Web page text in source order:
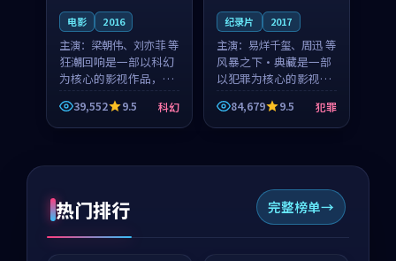
电影 2016
主演： 梁朝伟、刘亦菲 等
狂潮回响是一部以科幻
为核心的影视作品，围
绕危机、反转与人物成
长展开，整体节奏紧
凑，值得推荐观看。
39,552 9.5 科幻
纪录片 2017
主演： 易烊千玺、周迅 等
风暴之下·典藏是一部
以犯罪为核心的影视作
品，围绕危机、反转与
人物成长展开，整体节
奏紧凑，值得推荐观
84,679 9.5 犯罪
热门排行 完整榜单
99:22 99:18